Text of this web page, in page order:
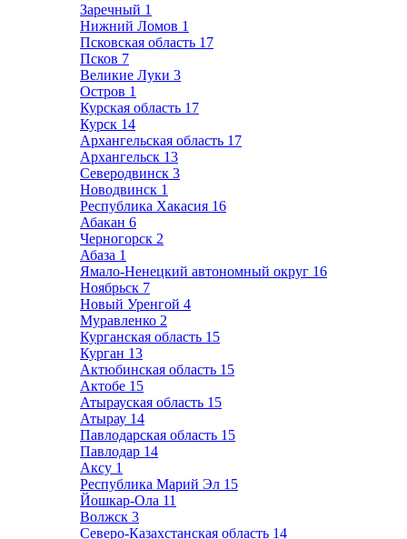
Заречный 1
Нижний Ломов 1
Псковская область 17
Псков 7
Великие Луки 3
Остров 1
Курская область 17
Курск 14
Архангельская область 17
Архангельск 13
Северодвинск 3
Новодвинск 1
Республика Хакасия 16
Абакан 6
Черногорск 2
Абаза 1
Ямало-Ненецкий автономный округ 16
Ноябрьск 7
Новый Уренгой 4
Муравленко 2
Курганская область 15
Курган 13
Актюбинская область 15
Актобе 15
Атырауская область 15
Атырау 14
Павлодарская область 15
Павлодар 14
Аксу 1
Республика Марий Эл 15
Йошкар-Ола 11
Волжск 3
Северо-Казахстанская область 14